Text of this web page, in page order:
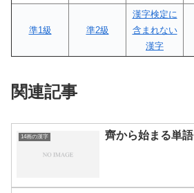
準1級 準2級
漢字検定に
含まれない
漢字
関連記事
14画の漢字 齊から始まる単語